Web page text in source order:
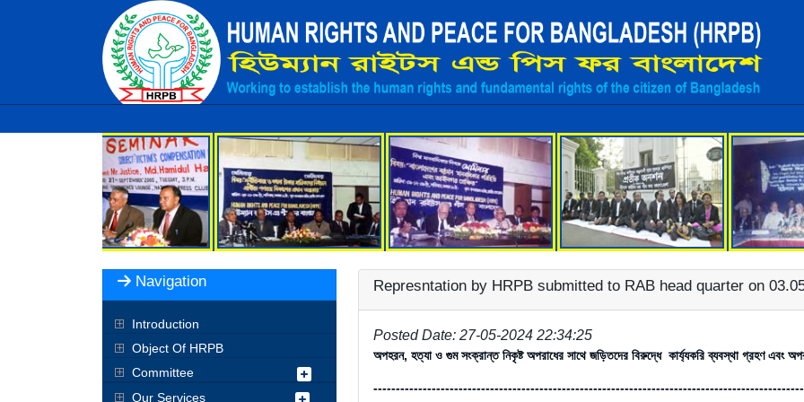
Navigation
Introduction
Object Of HRPB
Committee
Our Services
Represntation by HRPB submitted to RAB head quarter on
Posted Date: 27-05-2024 22:34:25
অপহরন, হত্যা ও গুম সংক্রান্ত নিকৃষ্ট অপরাধের সাথে জড়িতদের বিরুদ্ধে কার্য্যকরি ব্যবস্থা গ্রহণ এবং
-----------------------------------------------------